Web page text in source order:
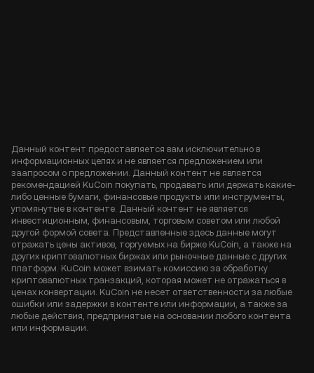
Данный контент предоставляется вам исключительно в
информационных целях и не является предложением или
заапросом о предложении. Данный контент не является
рекомендацией KuCoin покупать, продавать или держать какие-
либо ценные бумаги, финансовые продукты или инструменты,
упомянутые в контенте. Данный контент не является
инвестиционным, финансовым, торговым советом или любой
другой формой совета. Представленные здесь данные могут
отражать цены активов, торгуемых на бирже KuCoin, а также на
других криптовалютных биржах или рыночные данные с других
платформ. KuCoin может взимать комиссию за обработку
криптовалютных транзакций, которая может не отражаться в
ценах конвертации. KuCoin не несет ответственности за любые
ошибки или задержки в контенте или информации, а также за
любые действия, предпринятые на основании любого контента
или информации.